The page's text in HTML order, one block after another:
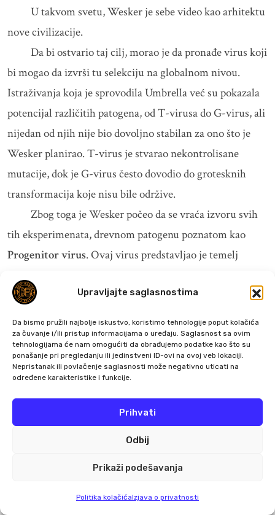
Upravljajte saglasnostima
Da bismo pružili najbolje iskustvo, koristimo tehnologije poput kolačića
za čuvanje i/ili pristup informacijama o uređaju. Saglasnost sa ovim
tehnologijama će nam omogućiti da obrađujemo podatke kao što su
ponašanje pri pregledanju ili jedinstveni ID-ovi na ovoj veb lokaciji.
Nepristanak ili povlačenje saglasnosti može negativno uticati na
određene karakteristike i funkcije.
Prihvati
Odbij
Prikaži podešavanja
Politika kolačićaIzjava o privatnosti
U takvom svetu, Wesker je sebe video kao arhitektu
nove civilizacije.
Da bi ostvario taj cilj, morao je da pronađe virus koji
bi mogao da izvrši tu selekciju na globalnom nivou.
Istraživanja koja je sprovodila Umbrella već su pokazala
potencijal različitih patogena, od T-virusa do G-virus, ali
nijedan od njih nije bio dovoljno stabilan za ono što je
Wesker planirao. T-virus je stvarao nekontrolisane
mutacije, dok je G-virus često dovodio do grotesknih
transformacija koje nisu bile održive.
Zbog toga je Wesker počeo da se vraća izvoru svih
tih eksperimenata, drevnom patogenu poznatom kao
Progenitor virus. Ovaj virus predstavljao je temelj
sprovodila tokom decenija. Njegovo poreklo vodilo je do
retke biljke otkrivene u Africi, čija su svojstva
omogućavala radikalne genetske mutacije kod živih
organizama.
Wesker je verovao da upravo u Progenitor virusu
leži ključ njegove vizije.